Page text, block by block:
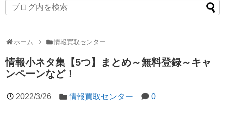
ホーム 情報買取センター
情報小ネタ集【5つ】まとめ～無料登録～キャ
ンペーンなど！
2022/3/26 情報買取センター 0